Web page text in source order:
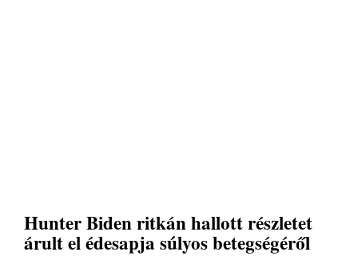
Hunter Biden ritkán hallott részletet
árult el édesapja súlyos betegségéről